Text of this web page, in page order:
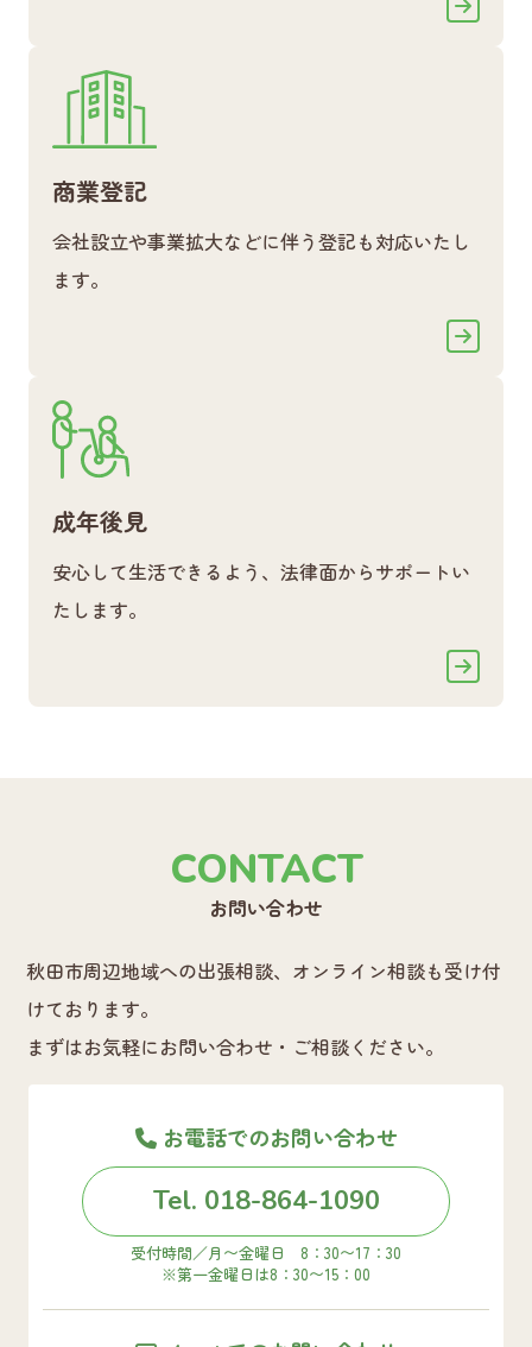
商業登記
会社設立や事業拡大などに伴う登記も対応いたし
ます。
成年後見
安心して生活できるよう、法律面からサポートい
たします。
CONTACT
お問い合わせ
秋田市周辺地域への出張相談、オンライン相談も受け付
けております。
まずはお気軽にお問い合わせ・ご相談ください。
お電話でのお問い合わせ
Tel. 018-864-1090
受付時間／月〜金曜日 8：30〜17：30
※第一金曜日は8：30〜15：00